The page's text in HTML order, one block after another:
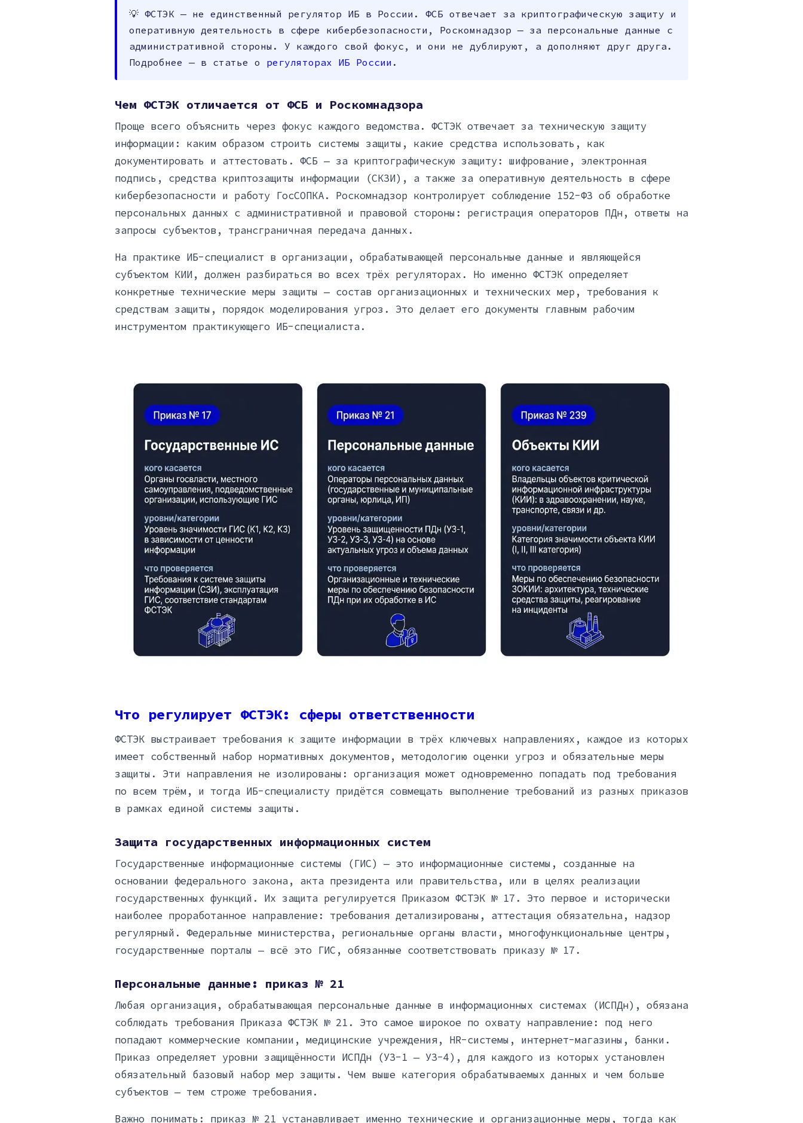
💡 ФСТЭК — не единственный регулятор ИБ в России. ФСБ отвечает за криптографическую защиту и
оперативную деятельность в сфере кибербезопасности, Роскомнадзор — за персональные данные с
административной стороны. У каждого свой фокус, и они не дублируют, а дополняют друг друга.
Подробнее — в статье о регуляторах ИБ России .
Чем ФСТЭК отличается от ФСБ и Роскомнадзора
Проще всего объяснить через фокус каждого ведомства. ФСТЭК отвечает за техническую защиту
информации: каким образом строить системы защиты, какие средства использовать, как
документировать и аттестовать. ФСБ — за криптографическую защиту: шифрование, электронная
подпись, средства криптозащиты информации (СКЗИ), а также за оперативную деятельность в сфере
кибербезопасности и работу ГосСОПКА. Роскомнадзор контролирует соблюдение 152-ФЗ об обработке
персональных данных с административной и правовой стороны: регистрация операторов ПДн, ответы на
запросы субъектов, трансграничная передача данных.
На практике ИБ-специалист в организации, обрабатывающей персональные данные и являющейся
субъектом КИИ, должен разбираться во всех трёх регуляторах. Но именно ФСТЭК определяет
конкретные технические меры защиты — состав организационных и технических мер, требования к
средствам защиты, порядок моделирования угроз. Это делает его документы главным рабочим
инструментом практикующего ИБ-специалиста.
Что регулирует ФСТЭК: сферы ответственности
ФСТЭК выстраивает требования к защите информации в трёх ключевых направлениях, каждое из которых
имеет собственный набор нормативных документов, методологию оценки угроз и обязательные меры
защиты. Эти направления не изолированы: организация может одновременно попадать под требования
по всем трём, и тогда ИБ-специалисту придётся совмещать выполнение требований из разных приказов
в рамках единой системы защиты.
Защита государственных информационных систем
Государственные информационные системы (ГИС) — это информационные системы, созданные на
основании федерального закона, акта президента или правительства, или в целях реализации
государственных функций. Их защита регулируется Приказом ФСТЭК № 17. Это первое и исторически
наиболее проработанное направление: требования детализированы, аттестация обязательна, надзор
регулярный. Федеральные министерства, региональные органы власти, многофункциональные центры,
государственные порталы — всё это ГИС, обязанные соответствовать приказу № 17.
Персональные данные: приказ № 21
Любая организация, обрабатывающая персональные данные в информационных системах (ИСПДн), обязана
соблюдать требования Приказа ФСТЭК № 21. Это самое широкое по охвату направление: под него
попадают коммерческие компании, медицинские учреждения, HR-системы, интернет-магазины, банки.
Приказ определяет уровни защищённости ИСПДн (УЗ-1 — УЗ-4), для каждого из которых установлен
обязательный базовый набор мер защиты. Чем выше категория обрабатываемых данных и чем больше
субъектов — тем строже требования.
Важно понимать: приказ № 21 устанавливает именно технические и организационные меры, тогда как